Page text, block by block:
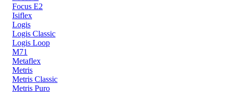
Focus E2
Isiflex
Logis
Logis Classic
Logis Loop
M71
Metaflex
Metris
Metris Classic
Metris Puro